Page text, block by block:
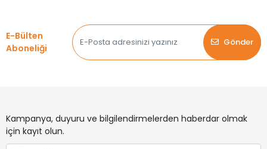
E-Bülten
Aboneliği
Gönder
Kampanya, duyuru ve bilgilendirmelerden haberdar olmak
için kayıt olun.